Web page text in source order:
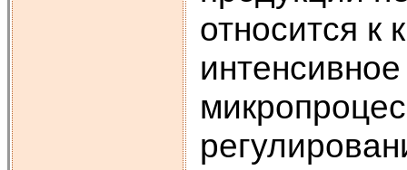
относится к